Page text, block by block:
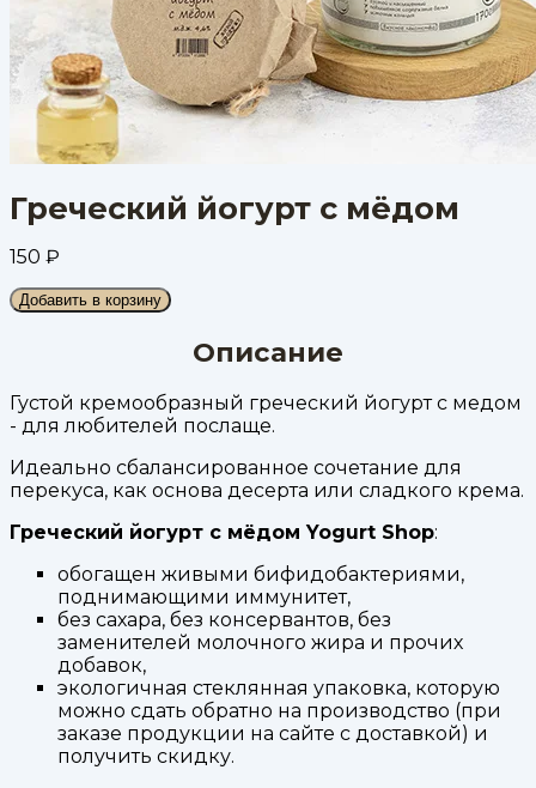
Греческий йогурт с мёдом
150 ₽
Добавить в корзину
Описание
Густой кремообразный греческий йогурт с медом
- для любителей послаще.
Идеально сбалансированное сочетание для
перекуса, как основа десерта или сладкого крема.
Греческий йогурт с мёдом Yogurt Shop:
обогащен живыми бифидобактериями,
поднимающими иммунитет,
без сахара, без консервантов, без
заменителей молочного жира и прочих
добавок,
экологичная стеклянная упаковка, которую
можно сдать обратно на производство (при
заказе продукции на сайте с доставкой) и
получить скидку.